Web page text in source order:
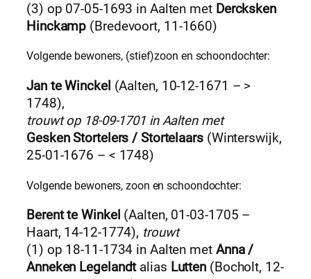
(3) op 07-05-1693 in Aalten met Dercksken
Hinckamp (Bredevoort, 11-1660)
Volgende bewoners, (stief)zoon en schoondochter:
Jan te Winckel (Aalten, 10-12-1671 – >
1748),
trouwt op 18-09-1701 in Aalten met
Gesken Stortelers / Stortelaars(Winterswijk,
25-01-1676 – < 1748)
Volgende bewoners, zoon en schoondochter:
Berent te Winkel (Aalten, 01-03-1705 –
Haart, 14-12-1774), trouwt
(1) op 18-11-1734 in Aalten met Anna /
Anneken Legelandtalias Lutten (Bocholt, 12-